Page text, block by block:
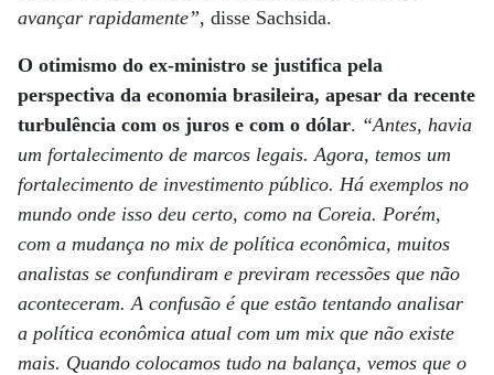
avançar rapidamente”, disse Sachsida.
O otimismo do ex-ministro se justifica pela
perspectiva da economia brasileira, apesar da recente
turbulência com os juros e com o dólar. “Antes, havia
um fortalecimento de marcos legais. Agora, temos um
fortalecimento de investimento público. Há exemplos no
mundo onde isso deu certo, como na Coreia. Porém,
com a mudança no mix de política econômica, muitos
analistas se confundiram e previram recessões que não
aconteceram. A confusão é que estão tentando analisar
a política econômica atual com um mix que não existe
mais. Quando colocamos tudo na balança, vemos que o